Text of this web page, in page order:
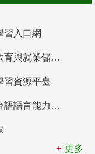
習入口網
青年教育與就業儲蓄帳戶
習資源平臺
臺灣台語語言能力認證網站
更多